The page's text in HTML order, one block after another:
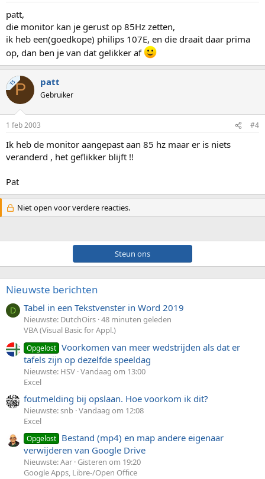
patt,
die monitor kan je gerust op 85Hz zetten,
ik heb een(goedkope) philips 107E, en die draait daar prima
op, dan ben je van dat gelikker af
TSP patt
Gebruiker
1 feb 2003 #4
Ik heb de monitor aangepast aan 85 hz maar er is niets
veranderd , het geflikker blijft !!
Pat
Niet open voor verdere reacties.
Steun ons
Nieuwste berichten
D Tabel in een Tekstvenster in Word 2019
Nieuwste: DutchOirs 48 minuten geleden
VBA (Visual Basic for Appl.)
Opgelost Voorkomen van meer wedstrijden als dat er
tafels zijn op dezelfde speeldag
Nieuwste: HSV Vandaag om 13:00
Excel
foutmelding bij opslaan. Hoe voorkom ik dit?
Nieuwste: snb Vandaag om 12:08
Excel
Opgelost Bestand (mp4) en map andere eigenaar
verwijderen van Google Drive
Nieuwste: Aar Gisteren om 19:20
Google Apps, Libre-/Open Office